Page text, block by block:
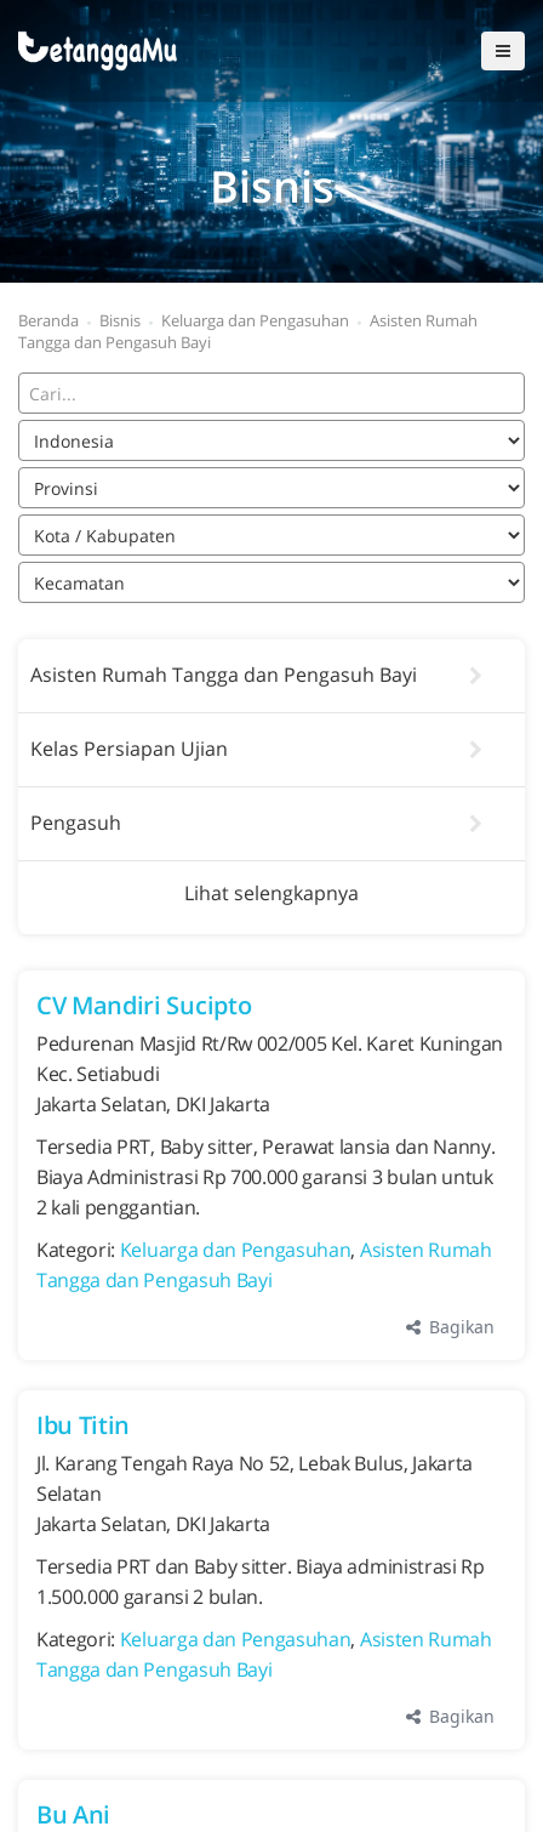
Bisnis
Beranda Bisnis Keluarga dan Pengasuhan
Asisten Rumah
Tangga dan Pengasuh Bayi
Asisten Rumah Tangga dan Pengasuh Bayi
Kelas Persiapan Ujian
Pengasuh
Lihat selengkapnya
CV Mandiri Sucipto
Pedurenan Masjid Rt/Rw 002/005 Kel. Karet Kuningan
Kec. Setiabudi
Jakarta Selatan, DKI Jakarta
Tersedia PRT, Baby sitter, Perawat lansia dan Nanny.
Biaya Administrasi Rp 700.000 garansi 3 bulan untuk
2 kali penggantian.
Kategori: Keluarga dan Pengasuhan, Asisten Rumah
Tangga dan Pengasuh Bayi
Bagikan
Ibu Titin
Jl. Karang Tengah Raya No 52, Lebak Bulus, Jakarta
Selatan
Jakarta Selatan, DKI Jakarta
Tersedia PRT dan Baby sitter. Biaya administrasi Rp
1.500.000 garansi 2 bulan.
Kategori: Keluarga dan Pengasuhan, Asisten Rumah
Tangga dan Pengasuh Bayi
Bagikan
Bu Ani